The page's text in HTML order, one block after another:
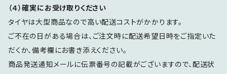
（４）確実にお受け取りください
タイヤは大型商品なので高い配送コストがかかります。
ご不在の日がある場合は、ご注文時に配送希望日時をご指定いた
だくか、備考欄にお書き添えください。
商品発送通知メールに伝票番号の記載がございますので、配送状